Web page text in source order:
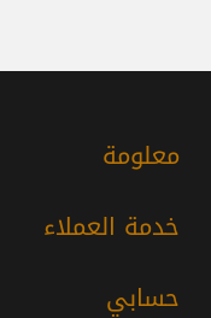
معلومة
خدمة العملاء
حسابي